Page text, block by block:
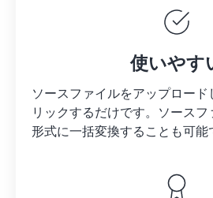
使いやす
ソースファイルをアップロード
リックするだけです。 ソースフ
形式に一括変換することも可能